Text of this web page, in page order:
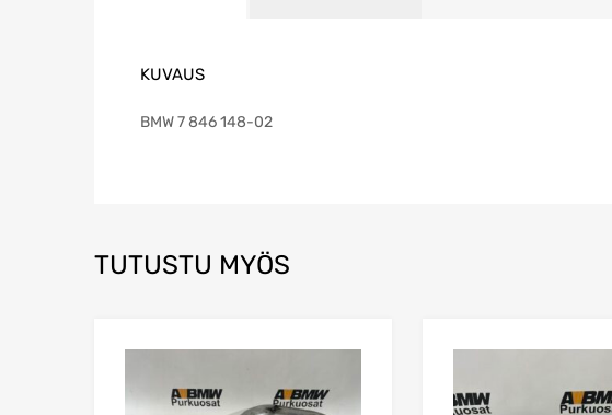
KUVAUS
BMW 7 846 148-02
TUTUSTU MYÖS
Lisää vertailuun